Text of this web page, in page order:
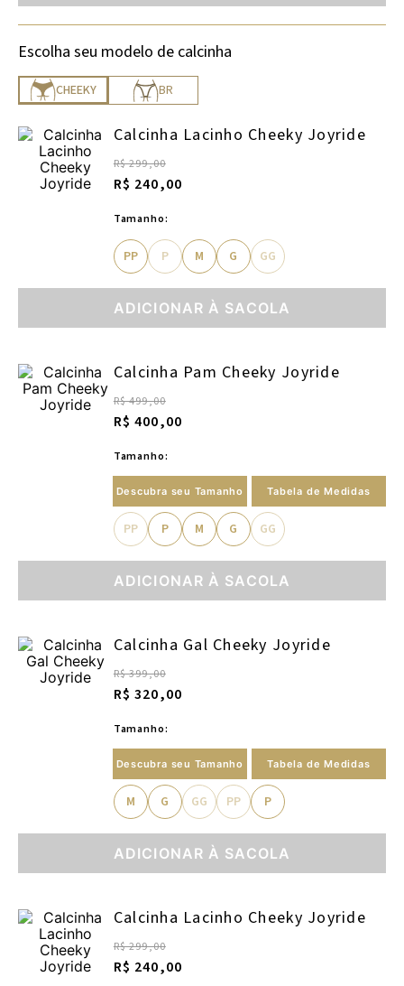
Escolha seu modelo de calcinha
CHEEKY BR
Calcinha Lacinho Cheeky Joyride
R$ 299,00
R$ 240,00
Tamanho:
PP P M G GG
ADICIONAR À SACOLA
Calcinha Pam Cheeky Joyride
R$ 499,00
R$ 400,00
Tamanho:
Descubra seu Tamanho Tabela de Medidas
PP P M G GG
ADICIONAR À SACOLA
Calcinha Gal Cheeky Joyride
R$ 399,00
R$ 320,00
Tamanho:
Descubra seu Tamanho Tabela de Medidas
M G GG PP P
ADICIONAR À SACOLA
Calcinha Lacinho Cheeky Joyride
R$ 299,00
R$ 240,00